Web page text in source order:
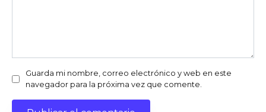
Guarda mi nombre, correo electrónico y web en este
navegador para la próxima vez que comente.